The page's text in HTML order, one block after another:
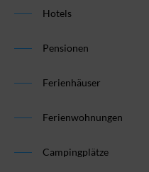
Hotels
Pensionen
Ferienhäuser
Ferienwohnungen
Campingplätze